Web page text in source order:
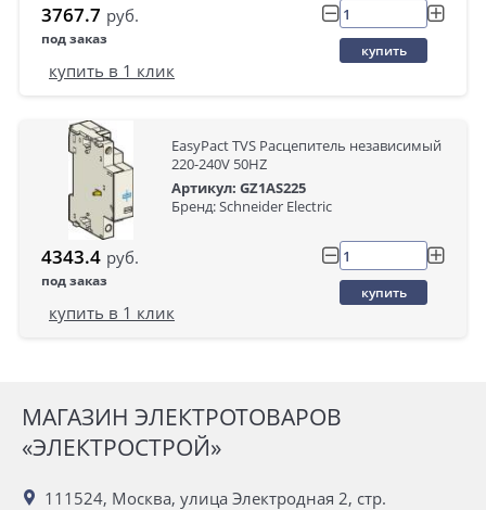
3767.7 руб.
под заказ
купить
купить в 1 клик
EasyPact TVS Расцепитель независимый
220-240V 50HZ
Артикул: GZ1AS225
Бренд: Schneider Electric
4343.4 руб.
под заказ
купить
купить в 1 клик
МАГАЗИН ЭЛЕКТРОТОВАРОВ
«ЭЛЕКТРОСТРОЙ»
111524, Москва, улица Электродная 2, стр.